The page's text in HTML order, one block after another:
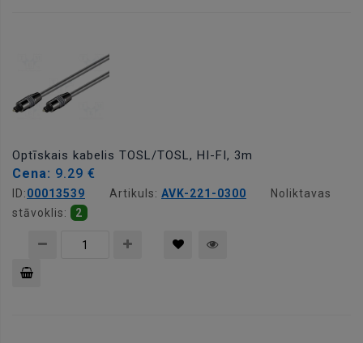
Optīskais kabelis TOSL/TOSL, HI-FI, 3m
Cena: 9.29 €
ID:00013539 Artikuls: AVK-221-0300
Noliktavas
stāvoklis:
2